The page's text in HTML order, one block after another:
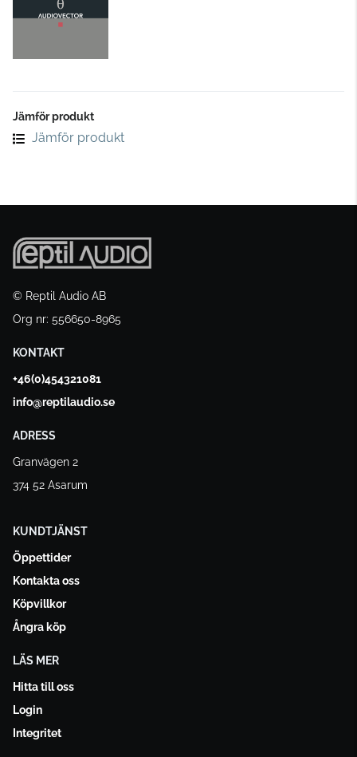
Jämför produkt
Jämför produkt
© Reptil Audio AB
Org nr: 556650-8965
KONTAKT
+46(0)454321081
info@reptilaudio.se
ADRESS
Granvägen 2
374 52 Asarum
KUNDTJÄNST
Öppettider
Kontakta oss
Köpvillkor
Ångra köp
LÄS MER
Hitta till oss
Login
Integritet